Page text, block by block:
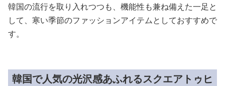
韓国の流行を取り入れつつも、機能性も兼ね備えた一足と
して、寒い季節のファッションアイテムとしておすすめで
す。
韓国で人気の光沢感あふれるスクエアトゥヒ